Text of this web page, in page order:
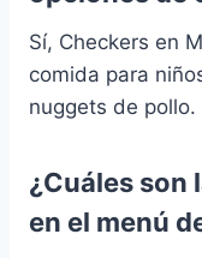
Sí, Checkers en
comida para
nuggets de pollo.
¿Cuáles son
en el menú